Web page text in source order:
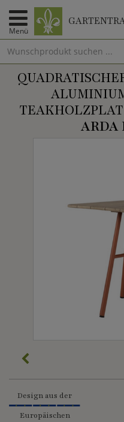
Menü
ARDA
Design aus der
Europäischen